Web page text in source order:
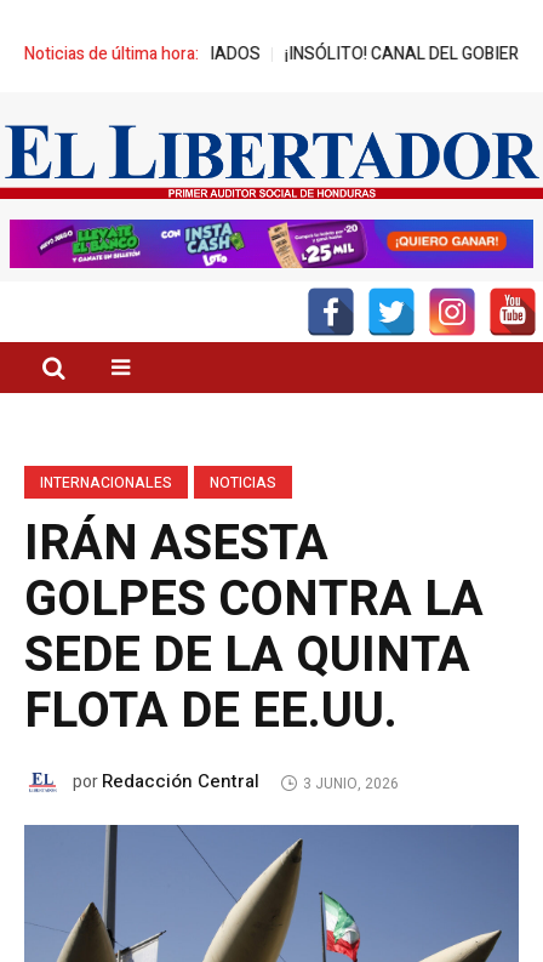
Noticias de última hora:
BENEFICIADOS ¡INSÓLITO! CANAL DEL GOBIERNO
INTERNACIONALES NOTICIAS
IRÁN ASESTA
GOLPES CONTRA LA
SEDE DE LA QUINTA
FLOTA DE EE.UU.
porRedacción Central 3 JUNIO, 2026